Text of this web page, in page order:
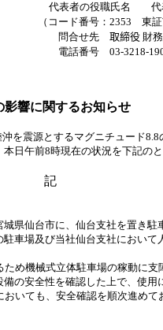
代表者の役職氏名
代
（コード番号：2353 東証
問合せ先
取締役 財
電話番号
03-3218-
影響に関するお知らせ
を震源とするマグニチュード8.8
本日午前8時現在の状況を下記の
記
県仙台市に、仙台支社を置き駐
車場及び当社仙台支社において
め機械式立体駐車場の稼動に支
の安全性を確認した上で、使用
いても、安全確認を順次進め